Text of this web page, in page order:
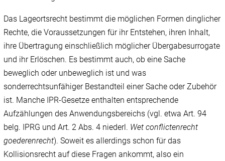
Das Lageortsrecht bestimmt die möglichen Formen dinglicher
Rechte, die Voraussetzungen für ihr Entstehen, ihren Inhalt,
ihre Übertragung einschließlich möglicher Übergabesurrogate
und ihr Erlöschen. Es bestimmt auch, ob eine Sache
beweglich oder unbeweglich ist und was
sonderrechtsunfähiger Bestandteil einer Sache oder Zubehör
ist. Manche IPR-Gesetze enthalten entsprechende
Aufzählungen des Anwendungsbereichs (vgl. etwa Art. 94
belg. IPRG und Art. 2 Abs. 4 niederl. Wet conflictenrecht
goederenrecht). Soweit es allerdings schon für das
Kollisionsrecht auf diese Fragen ankommt, also ein